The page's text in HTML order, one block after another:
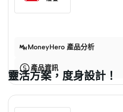
MoneyHero 產品分析
產品資訊
靈活方案，度身設計！